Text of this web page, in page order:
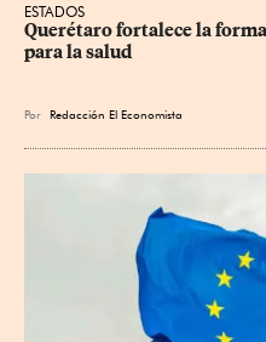
ESTADOS
Querétaro fortalece la
para la salud
Por Redacción El Economista